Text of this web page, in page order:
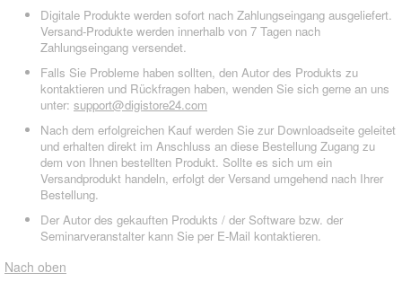
Digitale Produkte werden sofort nach Zahlungseingang ausgeliefert.
Versand-Produkte werden innerhalb von 7 Tagen nach
Zahlungseingang versendet.
Falls Sie Probleme haben sollten, den Autor des Produkts zu
kontaktieren und Rückfragen haben, wenden Sie sich gerne an uns
unter: support@digistore24.com
Nach dem erfolgreichen Kauf werden Sie zur Downloadseite geleitet
und erhalten direkt im Anschluss an diese Bestellung Zugang zu
dem von Ihnen bestellten Produkt. Sollte es sich um ein
Versandprodukt handeln, erfolgt der Versand umgehend nach Ihrer
Bestellung.
Der Autor des gekauften Produkts / der Software bzw. der
Seminarveranstalter kann Sie per E-Mail kontaktieren.
Nach oben